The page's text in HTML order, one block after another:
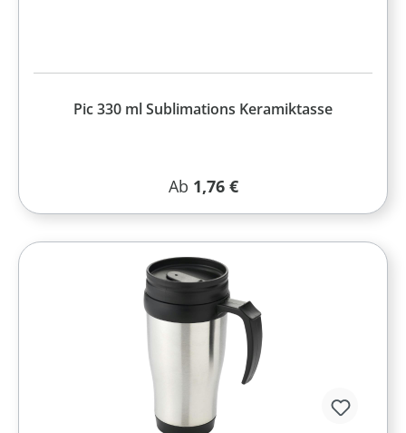
Pic 330 ml Sublimations Keramiktasse
Regulärer Preis:
Ab 1,76 €